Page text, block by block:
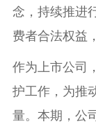
念，持续推进
费者合法权益
作为上市公司
护工作，为推
量。本期，公